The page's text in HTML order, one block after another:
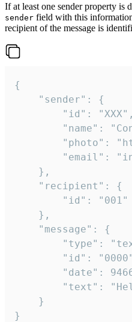
If at least one sender property is
sender field with this
recipient of the message is
{
}